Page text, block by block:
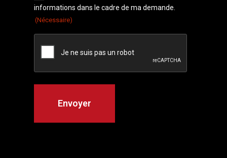
informations dans le cadre de ma demande.
(Nécessaire)